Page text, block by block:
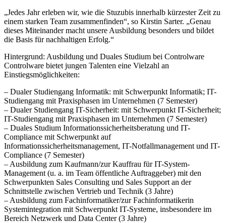
„Jedes Jahr erleben wir, wie die Stuzubis innerhalb kürzester Zeit zu
einem starken Team zusammenfinden“, so Kirstin Sarter. „Genau
dieses Miteinander macht unsere Ausbildung besonders und bildet
die Basis für nachhaltigen Erfolg.“
Hintergrund: Ausbildung und Duales Studium bei Controlware
Controlware bietet jungen Talenten eine Vielzahl an
Einstiegsmöglichkeiten:
– Dualer Studiengang Informatik: mit Schwerpunkt Informatik; IT-
Studiengang mit Praxisphasen im Unternehmen (7 Semester)
– Dualer Studiengang IT-Sicherheit: mit Schwerpunkt IT-Sicherheit;
IT-Studiengang mit Praxisphasen im Unternehmen (7 Semester)
– Duales Studium Informationssicherheitsberatung und IT-
Compliance mit Schwerpunkt auf
Informationssicherheitsmanagement, IT-Notfallmanagement und IT-
Compliance (7 Semester)
– Ausbildung zum Kaufmann/zur Kauffrau für IT-System-
Management (u. a. im Team öffentliche Auftraggeber) mit den
Schwerpunkten Sales Consulting und Sales Support an der
Schnittstelle zwischen Vertrieb und Technik (3 Jahre)
– Ausbildung zum Fachinformatiker/zur Fachinformatikerin
Systemintegration mit Schwerpunkt IT-Systeme, insbesondere im
Bereich Netzwerk und Data Center (3 Jahre)